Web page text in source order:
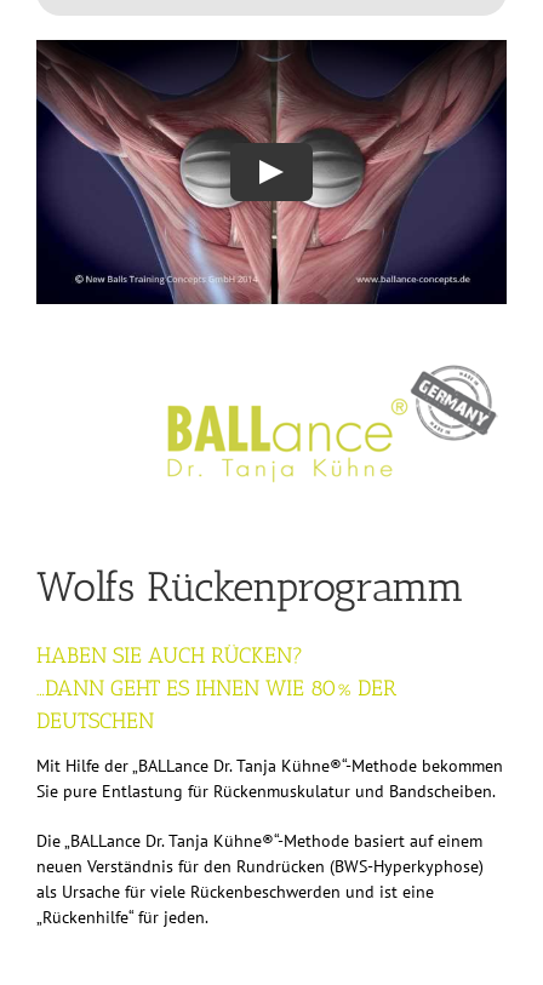
Wolfs Rückenprogramm
HABEN SIE AUCH RÜCKEN?
…DANN GEHT ES IHNEN WIE 80% DER
DEUTSCHEN
Mit Hilfe der „BALLance Dr. Tanja Kühne®“-Methode bekommen
Sie pure Entlastung für Rückenmuskulatur und Bandscheiben.
Die „BALLance Dr. Tanja Kühne®“-Methode basiert auf einem
neuen Verständnis für den Rundrücken (BWS-Hyperkyphose)
als Ursache für viele Rückenbeschwerden und ist eine
„Rückenhilfe“ für jeden.